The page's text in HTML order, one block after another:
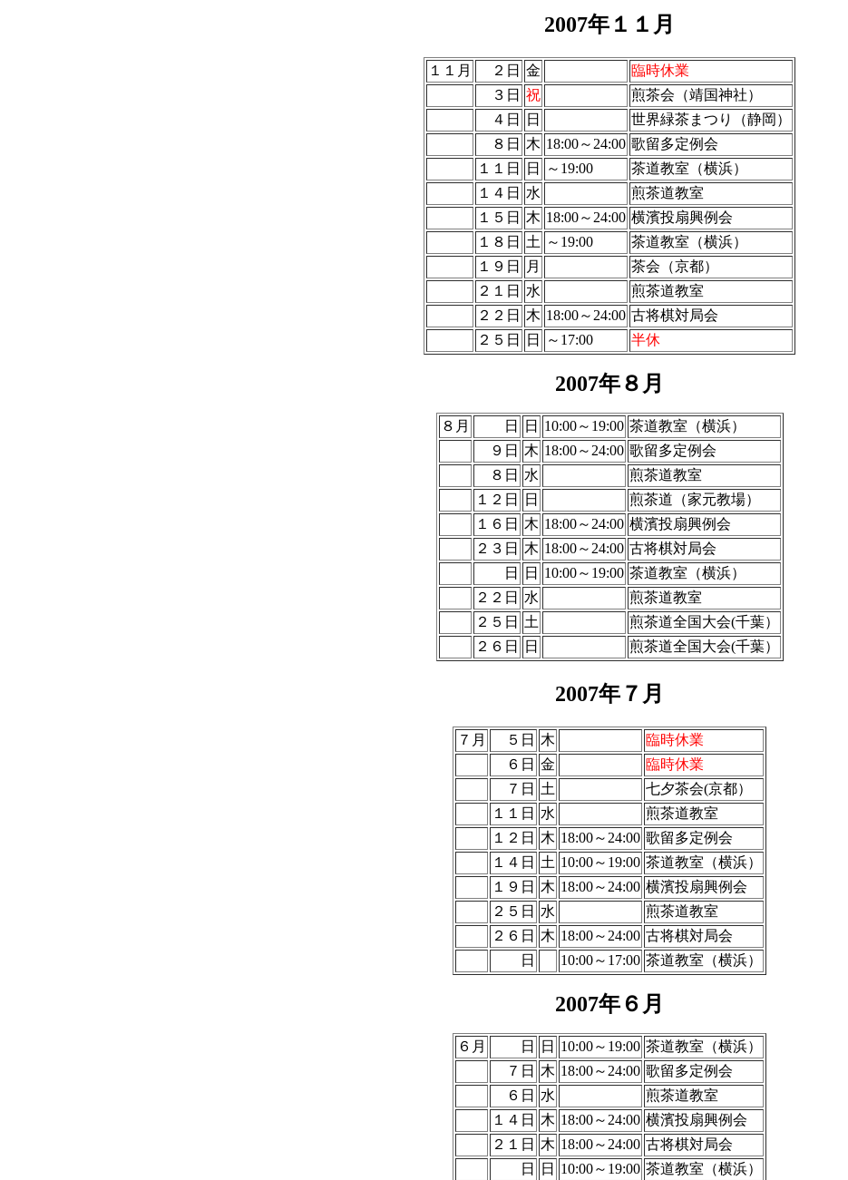
2007年１１月
１１月 ２日 金
臨時休業
３日 祝
煎茶会（靖国神社）
４日
日
世界緑茶まつり（静岡）
８日
木 18:00～24:00 歌留多定例会
１１日
日 ～19:00
茶道教室（横浜）
１４日
水
煎茶道教室
１５日
木 18:00～24:00 横濱投扇興例会
１８日
土 ～19:00
茶道教室（横浜）
１９日
月
茶会（京都）
２１日
水
煎茶道教室
２２日
木 18:00～24:00 古将棋対局会
２５日
日 ～17:00 半休
2007年８月
８月 日 日 10:00～19:00 茶道教室（横浜）
９日
木 18:00～24:00 歌留多定例会
８日
水
煎茶道教室
１２日
日
煎茶道（家元教場）
１６日
木 18:00～24:00 横濱投扇興例会
２３日
木 18:00～24:00 古将棋対局会
日
日 10:00～19:00 茶道教室（横浜）
２２日
水
煎茶道教室
２５日
土
煎茶道全国大会(千葉）
２６日
日 煎茶道全国大会(千葉）
2007年７月
７月 ５日 木
臨時休業
６日 金
臨時休業
７日
土
七夕茶会(京都）
１１日
水
煎茶道教室
１２日
木 18:00～24:00 歌留多定例会
１４日
土 10:00～19:00 茶道教室（横浜）
１９日
木 18:00～24:00 横濱投扇興例会
２５日
水
煎茶道教室
２６日
木 18:00～24:00 古将棋対局会
日
10:00～17:00 茶道教室（横浜）
2007年６月
６月 日 日 10:00～19:00 茶道教室（横浜）
７日
木 18:00～24:00 歌留多定例会
６日
水
煎茶道教室
１４日
木 18:00～24:00 横濱投扇興例会
２１日
木 18:00～24:00 古将棋対局会
日
日 10:00～19:00 茶道教室（横浜）